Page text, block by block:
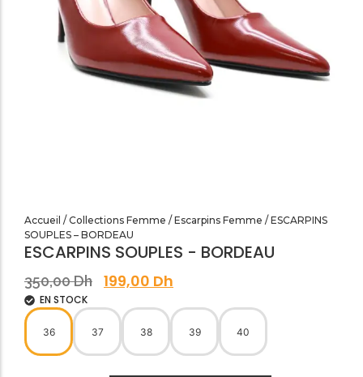
SANDALES PLATES & MEDICALES FEMME
SANDALES SOIRÉES FEMME
Accueil / Collections Femme / Escarpins Femme / ESCARPINS
SOUPLES – BORDEAU
ESCARPINS SOUPLES - BORDEAU
350,00Dh 199,00 Dh
EN STOCK
36 37 38 39 40